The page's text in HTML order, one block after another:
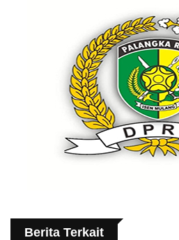
Berita Terkait